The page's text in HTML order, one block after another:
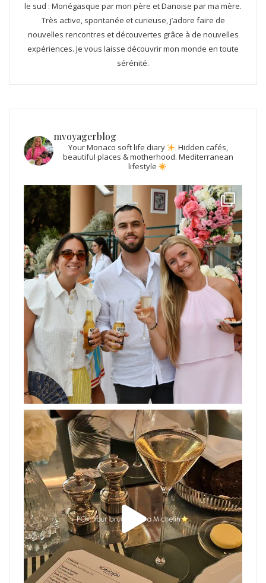
le sud : Monégasque par mon père et Danoise par ma mère.
Très active, spontanée et curieuse, j’adore faire de
nouvelles rencontres et découvertes grâce à de nouvelles
expériences. Je vous laisse découvrir mon monde en toute
sérénité.
mvoyagerblog
Your Monaco soft life diary
Hidden cafés,
beautiful places & motherhood. Mediterranean
lifestyle